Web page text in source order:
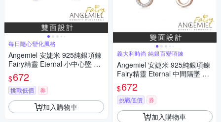
每日隨心變化風格
Angemiel 安婕米 925純銀項鍊
Fairy精靈 Eternal 小中心墜 藍
鑽滿鑽
$672
挑戰低價 券
加入購物車
義大利時尚 純銀百變項鍊
Angemiel 安婕米 925純銀項鍊
Fairy精靈 Eternal 中間隔墜 白
鑽玫金
$672
挑戰低價 券
加入購物車